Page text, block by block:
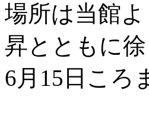
場所は当館
昇とともに
6月15日ころ